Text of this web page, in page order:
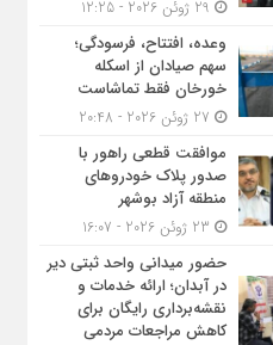
وعده، افتتاح، فرسودگی؛
سهم صیادان از اسکله
خورخان فقط تماشاست
موافقت قطعی راهور با
صدور پلاک خودروهای
منطقه آزاد بوشهر
حضور میدانی واحد ثبتی دیر
در آبدان؛ ارائه خدمات و
نقشه‌برداری رایگان برای
کاهش مراجعات مردمی